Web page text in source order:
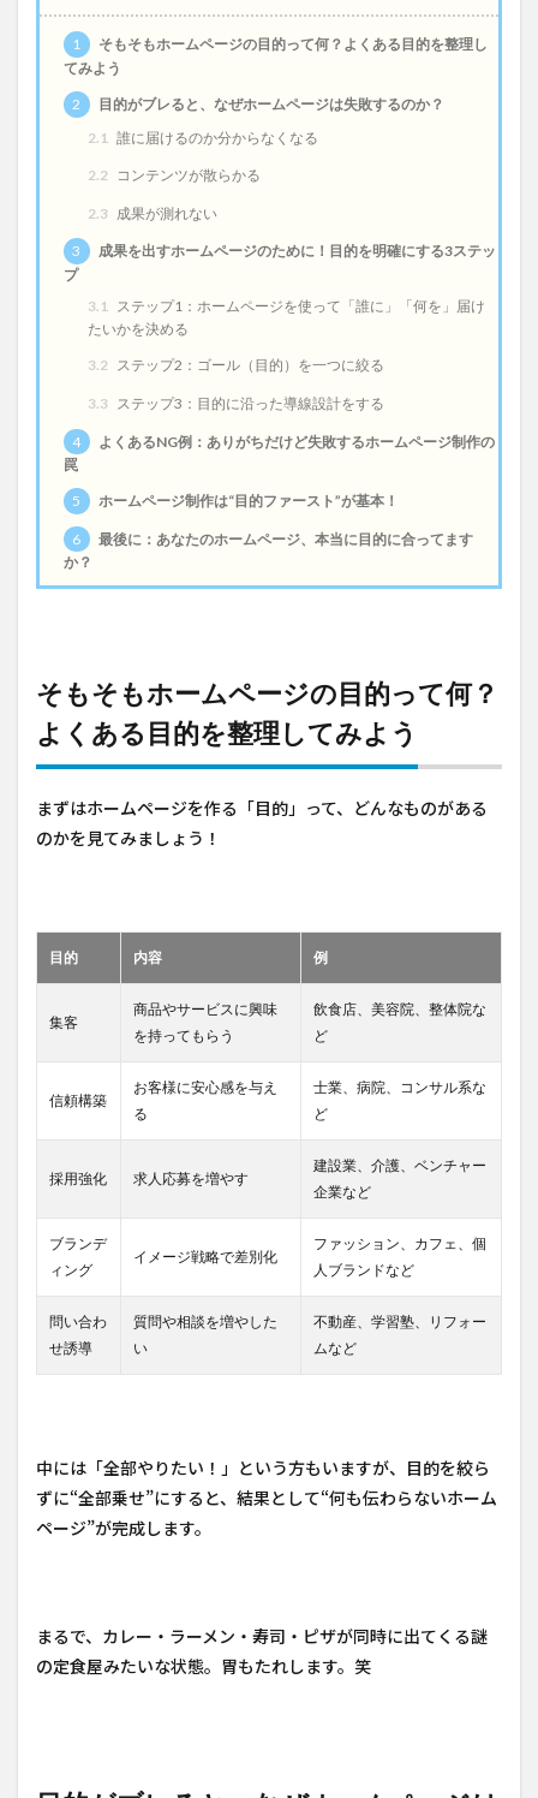
1
そもそもホームページの目的って何？よくある目的を整理し
てみよう
2
目的がブレると、なぜホームページは失敗するのか？
2.1 誰に届けるのか分からなくなる
2.2 コンテンツが散らかる
2.3 成果が測れない
3
成果を出すホームページのために！目的を明確にする3ステッ
プ
3.1
ステップ1：ホームページを使って「誰に」「何を」届け
たいかを決める
3.2 ステップ2：ゴール（目的）を一つに絞る
3.3 ステップ3：目的に沿った導線設計をする
4
よくあるNG例：ありがちだけど失敗するホームページ制作の
罠
5
ホームページ制作は“目的ファースト”が基本！
6
最後に：あなたのホームページ、本当に目的に合ってます
か？
そもそもホームページの目的って何？
よくある目的を整理してみよう
まずはホームページを作る「目的」って、どんなものがある
のかを見てみましょう！
目的 内容 例
集客
商品やサービスに興味
を持ってもらう
飲食店、美容院、整体院な
ど
信頼構築
お客様に安心感を与え
る
士業、病院、コンサル系な
ど
採用強化 求人応募を増やす
建設業、介護、ベンチャー
企業など
ブランデ
ィング
イメージ戦略で差別化
ファッション、カフェ、個
人ブランドなど
問い合わ
せ誘導
質問や相談を増やした
い
不動産、学習塾、リフォー
ムなど
中には「全部やりたい！」という方もいますが、目的を絞ら
ずに“全部乗せ”にすると、結果として“何も伝わらないホーム
ページ”が完成します。
まるで、カレー・ラーメン・寿司・ピザが同時に出てくる謎
の定食屋みたいな状態。胃もたれします。笑